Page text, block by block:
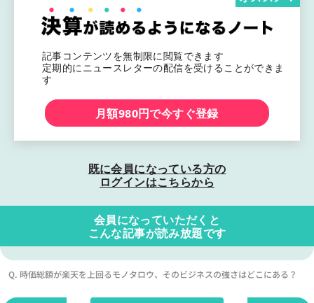
記事コンテンツを無制限に閲覧できます
定期的にニュースレターの配信を受けることができま
す
月額980円で今すぐ登録
既に会員になっている方の
ログインはこちらから
会員になっていただくと
こんな記事が読み放題です
Q. 時価総額が楽天を上回るモノタロウ、そのビジネスの強さはどこにある？